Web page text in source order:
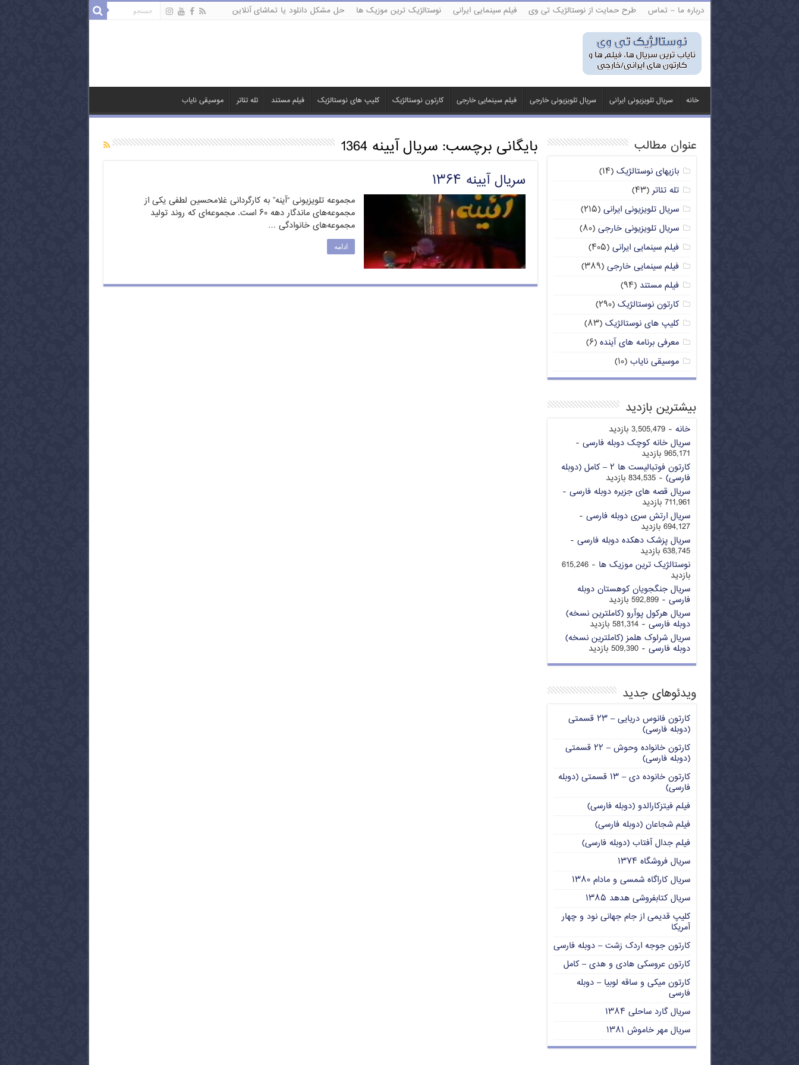
درباره ما – تماس طرح حمایت از نوستالژیک تی وی فیلم سینمایی ایرانی نوستالژیک ترین موزیک ها حل مشکل دانلود یا تماشای آنلاین
خانه سریال تلویزیونی ایرانی سریال تلویزیونی خارجی فیلم سینمایی خارجی کارتون نوستالژیک کلیپ های نوستالژیک فیلم مستند تله تئاتر موسیقی نایاب
بایگانی برچسب:سریال آیینه 1364
سریال آیینه ۱۳۶۴
مجموعه تلویزیونی “آینه” به کارگردانی غلامحسین لطفی یکی از
مجموعه‌های ماندگار دهه ۶۰ است. مجموعه‌ای که روند تولید
مجموعه‌های خانوادگی …
ادامه
عنوان مطالب
بازیهای نوستالژیک (۱۴)
تله تئاتر(۴۳)
سریال تلویزیونی ایرانی (۲۱۵)
سریال تلویزیونی خارجی (۸۰)
فیلم سینمایی ایرانی (۴۰۵)
فیلم سینمایی خارجی (۳۸۹)
فیلم مستند (۹۴)
کارتون نوستالژیک (۲۹۰)
کلیپ های نوستالژیک (۸۳)
معرفی برنامه های آینده (۶)
موسیقی نایاب (۱۰)
بیشترین بازدید
خانه - 3,505,479 بازدید
سریال خانه کوچک دوبله فارسی -
965,171 بازدید
کارتون فوتبالیست ها ۲ – کامل (دوبله
فارسی) - 834,535 بازدید
سریال قصه های جزیره دوبله فارسی -
711,961 بازدید
سریال ارتش سری دوبله فارسی -
694,127 بازدید
سریال پزشک دهکده دوبله فارسی -
638,745 بازدید
نوستالژیک ترین موزیک ها
- 615,246
بازدید
سریال جنگجویان کوهستان دوبله
فارسی - 592,899 بازدید
سریال هرکول پوآرو (کاملترین نسخه)
دوبله فارسی - 581,314 بازدید
سریال شرلوک هلمز (کاملترین نسخه)
دوبله فارسی - 509,390 بازدید
ویدئوهای جدید
کارتون فانوس دریایی – ۲۳ قسمتی
(دوبله فارسی)
کارتون خانواده وحوش – ۲۲ قسمتی
(دوبله فارسی)
کارتون خانوده دی – ۱۳ قسمتی (دوبله
فارسی)
فیلم فیتزکارالدو (دوبله فارسی)
فیلم شجاعان (دوبله فارسی)
فیلم جدال آفتاب (دوبله فارسی)
سریال فروشگاه ۱۳۷۴
سریال کاراگاه شمسی و مادام ۱۳۸۰
سریال کتابفروشی هدهد ۱۳۸۵
کلیپ قدیمی از جام جهانی نود و چهار
آمریکا
کارتون جوجه اردک زشت – دوبله فارسی
کارتون عروسکی هادی و هدی – کامل
کارتون میکی و ساقه لوبیا – دوبله
فارسی
سریال گارد ساحلی ۱۳۸۴
سریال مهر خاموش ۱۳۸۱